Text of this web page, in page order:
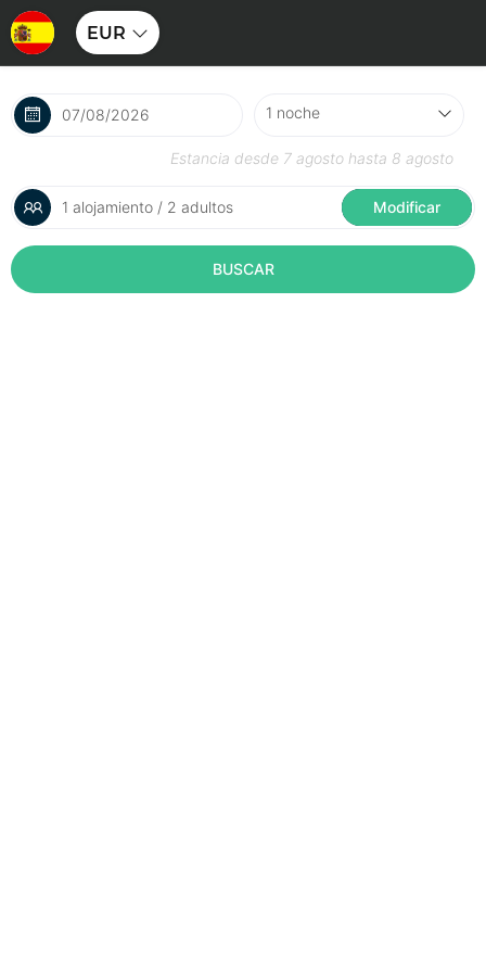
EUR
Estancia desde 7 agosto hasta 8 agosto
1 alojamiento / 2 adultos Modificar